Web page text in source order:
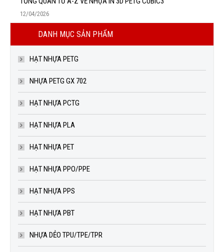
12/04/2026
DANH MỤC SẢN PHẨM
HẠT NHỰA PETG
NHỰA PETG GX 702
HẠT NHỰA PCTG
HẠT NHỰA PLA
HẠT NHỰA PET
HẠT NHỰA PPO/PPE
HẠT NHỰA PPS
HẠT NHỰA PBT
NHỰA DẺO TPU/TPE/TPR